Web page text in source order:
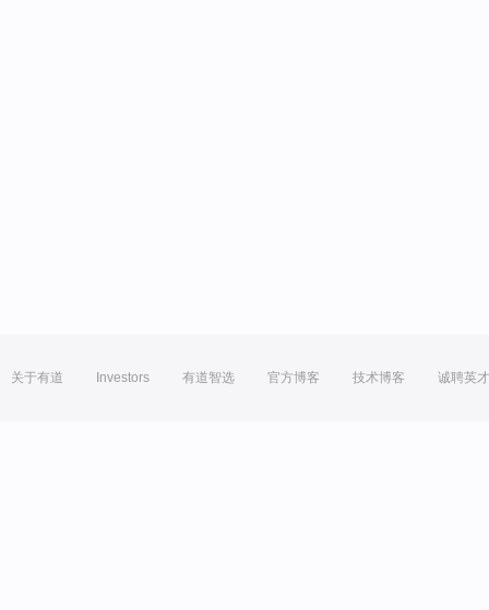
关于有道 Investors 有道智选 官方博客 技术博客 诚聘英才